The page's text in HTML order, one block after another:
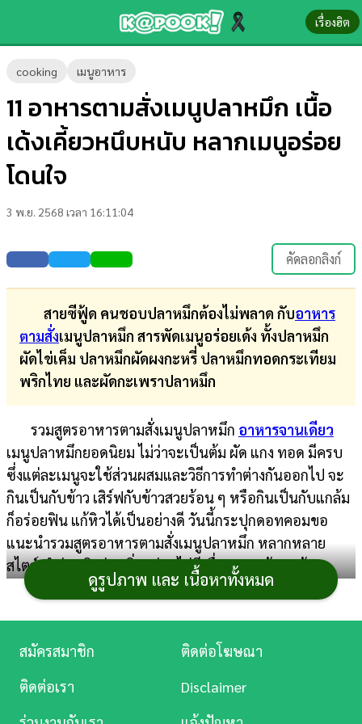
เรื่องฮิต
cooking เมนูอาหาร
11 อาหารตามสั่งเมนูปลาหมึก เนื้อ
เด้งเคี้ยวหนึบหนับ หลากเมนูอร่อย
โดนใจ
3 พ.ย. 2568 เวลา 16:11:04
คัดลอกลิงก์
สายซีฟู้ด คนชอบปลาหมึกต้องไม่พลาด กับอาหาร
ตามสั่งเมนูปลาหมึก สารพัดเมนูอร่อยเด้ง ทั้งปลาหมึก
ผัดไข่เค็ม ปลาหมึกผัดผงกะหรี่ ปลาหมึกทอดกระเทียม
พริกไทย และผัดกะเพราปลาหมึก
รวมสูตรอาหารตามสั่งเมนูปลาหมึก อาหารจานเดียว
เมนูปลาหมึกยอดนิยม ไม่ว่าจะเป็นต้ม ผัด แกง ทอด มีครบ
ซึ่งแต่ละเมนูจะใช้ส่วนผสมและวิธีการทำต่างกันออกไป จะ
กินเป็นกับข้าว เสิร์ฟกับข้าวสวยร้อน ๆ หรือกินเป็นกับแกล้ม
ก็อร่อยฟิน แก้หิวได้เป็นอย่างดี วันนี้กระปุกดอทคอมขอ
แนะนำรวมสูตรอาหารตามสั่งเมนูปลาหมึก หลากหลาย
สไตล์ ทำง่าย กินง่าย อิ่มอร่อยไม่มีเบื่อ หากพร้อมแล้ว…
เตรียมไปจดสูตรเมนูปลาหมึกกันเลย
อาหารตามสั่งเมนูปลาหมึก
ดูรูปภาพ และ เนื้อหาทั้งหมด
ข่าว-
ความ
รู้
บันเทิง
ตรวจ
หวย
บอล
สด
การ
การ
ศึกษา
บันเทิง
ดู
หนัง
สมัครสมาชิก
ติดต่อโฆษณา
ติดต่อเรา
Disclaimer